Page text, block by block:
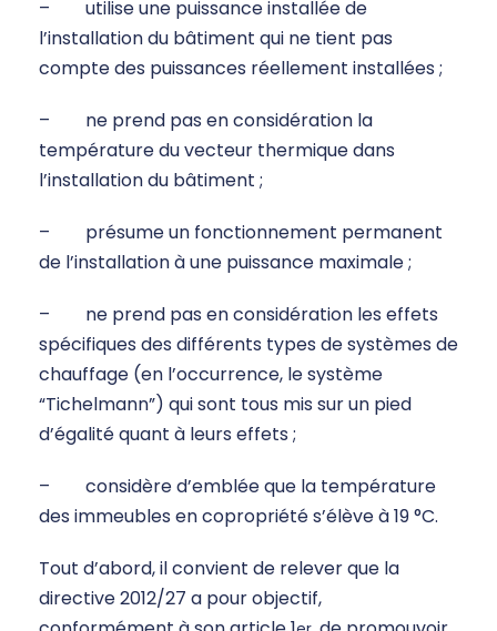
– utilise une puissance installée de
l’installation du bâtiment qui ne tient pas
compte des puissances réellement installées ;
– ne prend pas en considération la
température du vecteur thermique dans
l’installation du bâtiment ;
– présume un fonctionnement permanent
de l’installation à une puissance maximale ;
– ne prend pas en considération les effets
spécifiques des différents types de systèmes de
chauffage (en l’occurrence, le système
“Tichelmann”) qui sont tous mis sur un pied
d’égalité quant à leurs effets ;
– considère d’emblée que la température
des immeubles en copropriété s’élève à 19 °C.
Tout d’abord, il convient de relever que la
directive 2012/27 a pour objectif,